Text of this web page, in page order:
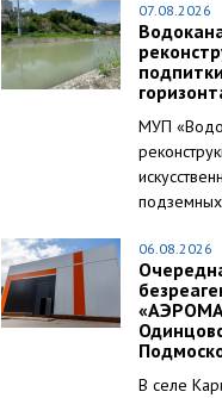
07.08.2026
МУП
06.08.2026
В селе